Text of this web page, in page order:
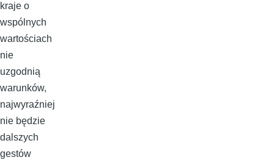
kraje o
wspólnych
wartościach
nie
uzgodnią
warunków,
najwyraźniej
nie będzie
dalszych
gestów